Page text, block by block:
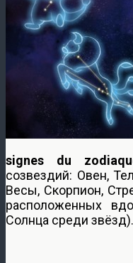
signes du
созвездий: Овен,
Весы, Скорпион,
расположенных
Солнца среди звёзд).